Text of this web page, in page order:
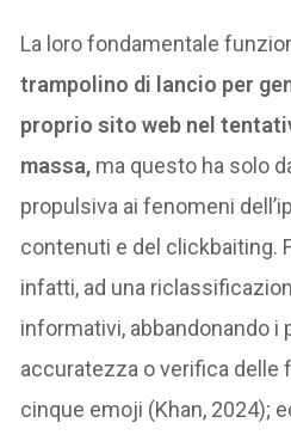
La loro fondamentale
trampolino di lancio per
proprio sito web nel
massa, ma questo ha solo
propulsiva ai fenomeni
contenuti e del clickbaiting.
infatti, ad una
informativi, abbandonando i
accuratezza o verifica delle
cinque emoji (Khan, 2024);